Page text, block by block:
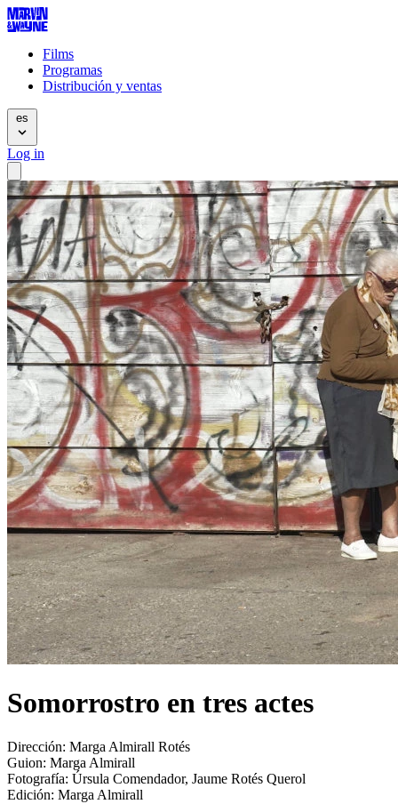
Films
Programas
Distribución y ventas
es
Log in
Somorrostro en tres actes
Dirección: Marga Almirall Rotés
Guion: Marga Almirall
Fotografía: Úrsula Comendador, Jaume Rotés Querol
Edición: Marga Almirall